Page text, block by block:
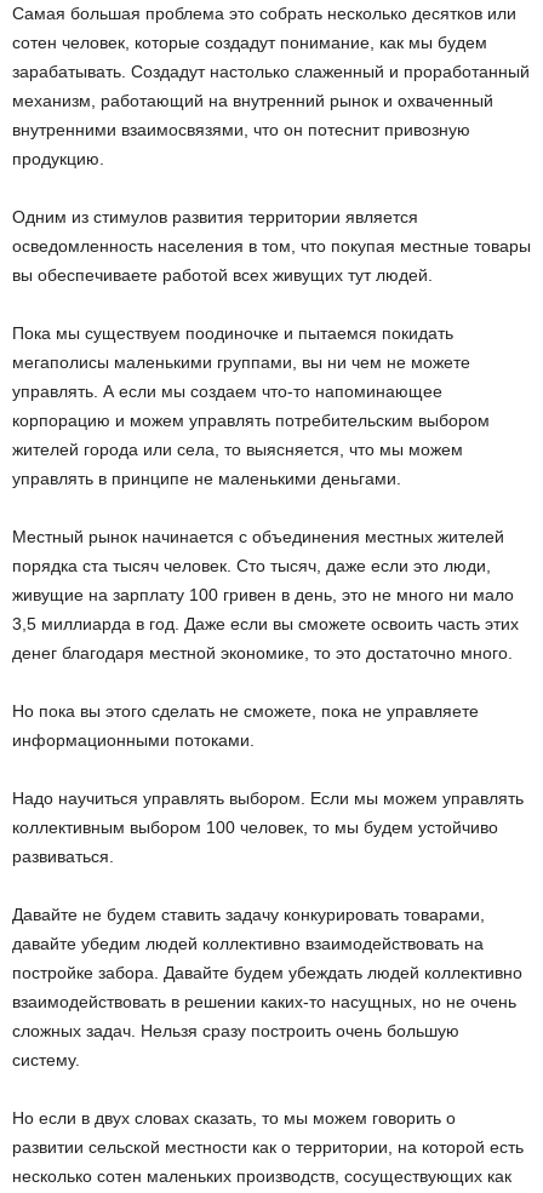
Самая большая проблема это собрать несколько десятков или
сотен человек, которые создадут понимание, как мы будем
зарабатывать. Создадут настолько слаженный и проработанный
механизм, работающий на внутренний рынок и охваченный
внутренними взаимосвязями, что он потеснит привозную
продукцию.
Одним из стимулов развития территории является
осведомленность населения в том, что покупая местные товары
вы обеспечиваете работой всех живущих тут людей.
Пока мы существуем поодиночке и пытаемся покидать
мегаполисы маленькими группами, вы ни чем не можете
управлять. А если мы создаем что-то напоминающее
корпорацию и можем управлять потребительским выбором
жителей города или села, то выясняется, что мы можем
управлять в принципе не маленькими деньгами.
Местный рынок начинается с объединения местных жителей
порядка ста тысяч человек. Сто тысяч, даже если это люди,
живущие на зарплату 100 гривен в день, это не много ни мало
3,5 миллиарда в год. Даже если вы сможете освоить часть этих
денег благодаря местной экономике, то это достаточно много.
Но пока вы этого сделать не сможете, пока не управляете
информационными потоками.
Надо научиться управлять выбором. Если мы можем управлять
коллективным выбором 100 человек, то мы будем устойчиво
развиваться.
Давайте не будем ставить задачу конкурировать товарами,
давайте убедим людей коллективно взаимодействовать на
постройке забора. Давайте будем убеждать людей коллективно
взаимодействовать в решении каких-то насущных, но не очень
сложных задач. Нельзя сразу построить очень большую
систему.
Но если в двух словах сказать, то мы можем говорить о
развитии сельской местности как о территории, на которой есть
несколько сотен маленьких производств, сосуществующих как